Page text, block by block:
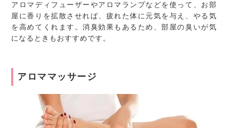
アロマディフューザーやアロマランプなどを使って、お部
屋に香りを拡散させれば、疲れた体に元気を与え、やる気
を高めてくれます。消臭効果もあるため、部屋の臭いが気
になるときもおすすめです。
アロママッサージ